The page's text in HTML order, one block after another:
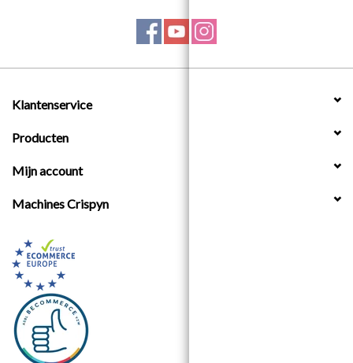
Klantenservice
Producten
Mijn account
Machines Crispyn